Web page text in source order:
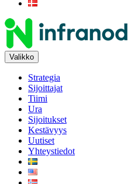
Valikko
Strategia
Sijoittajat
Tiimi
Ura
Sijoitukset
Kestävyys
Uutiset
Yhteystiedot